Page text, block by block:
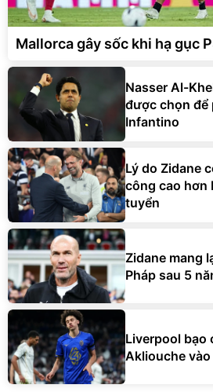
Mallorca gây sốc khi hạ gục
Nasser Al-
được chọn để
Infantino
Lý do Zidane
công cao hơn
tuyển
Zidane mang
Pháp sau 5
Liverpool bạo
Akliouche vào